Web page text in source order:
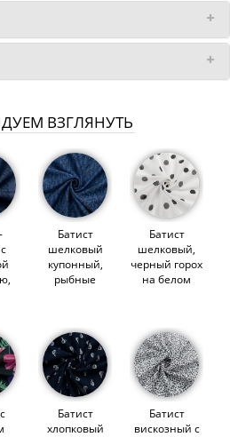
ВЗГЛЯНУТЬ
Батист
шелковый
купонный,
рыбные
(012531)
Батист
шелковый,
черный горох
на белом
Батист
хлопковый
Батист
вискозный с